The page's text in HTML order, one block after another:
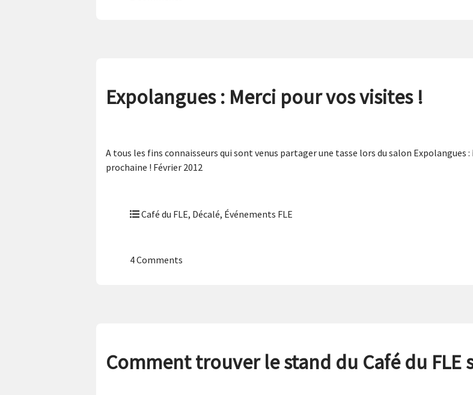
Expolangues : Merci pour vos visites !
A tous les fins connaisseurs qui sont venus partager une tasse lors du salon Expolangues
prochaine ! Février 2012
Café du FLE, Décalé, Événements FLE
4 Comments
Comment trouver le stand du Café du FLE